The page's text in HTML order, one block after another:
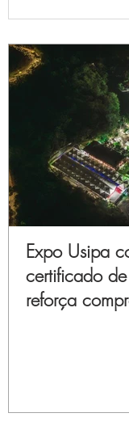
Expo Usipa
certificado de
reforça